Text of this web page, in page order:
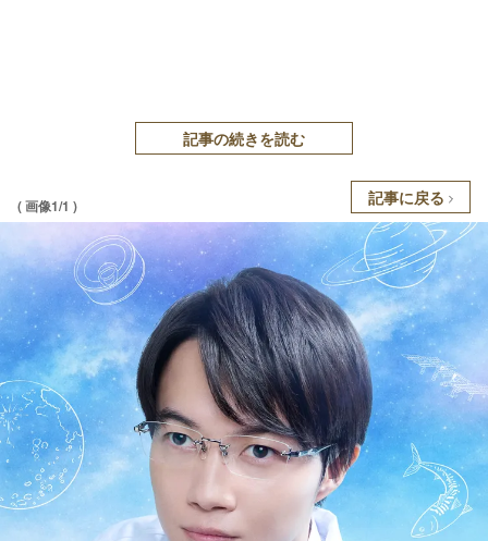
記事の続きを読む
( 画像1/1 ) 記事に戻る